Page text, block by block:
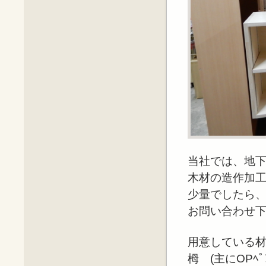
当社では、地
木材の造作加
少量でしたら
お問い合わせ
用意している
栂 (主にOPﾍﾟ